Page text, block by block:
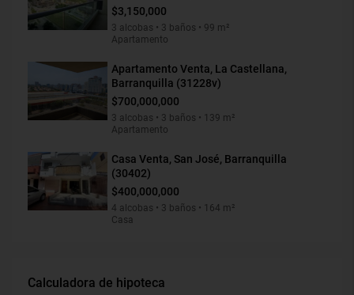
$3,150,000
3 alcobas • 3 baños • 99 m²
Apartamento
Apartamento Venta, La Castellana,
Barranquilla (31228v)
$700,000,000
3 alcobas • 3 baños • 139 m²
Apartamento
Casa Venta, San José, Barranquilla
(30402)
$400,000,000
4 alcobas • 3 baños • 164 m²
Casa
Calculadora de hipoteca